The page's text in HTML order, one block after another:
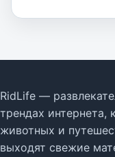
RidLife —
трендах интернета,
животных и
выходят свежие